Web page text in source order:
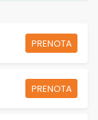
PRENOTA
PRENOTA